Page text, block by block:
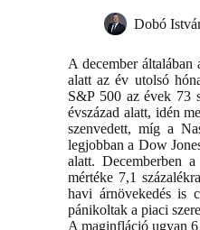
Dobó
A december
alatt az év utolsó
S&P 500 az évek 73
évszázad alatt, idén
szenvedett, míg a
legjobban a Dow
alatt. Decemberben
mértéke 7,1
havi árnövekedés is
pánikoltak a piaci
A maginfláció ugyan